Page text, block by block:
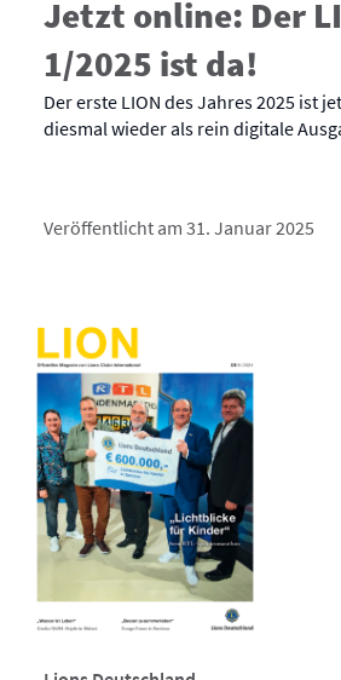
Jetzt online: Der
1/2025 ist da!
Der erste LION des Jahres 2025 ist
diesmal wieder als rein digitale
Veröffentlicht am 31. Januar 2025